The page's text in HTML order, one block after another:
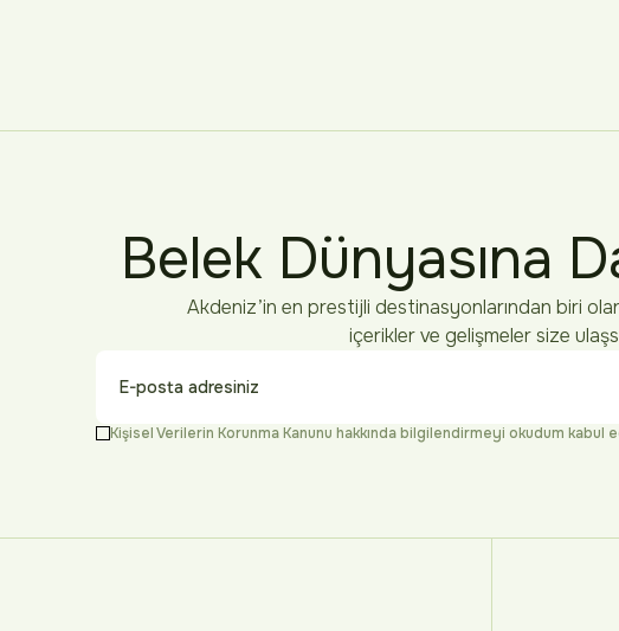
Belek Dünyasına
Akdeniz’in en prestijli destinasyonlarından biri
içerikler ve gelişmeler size
Kişisel Verilerin Korunma Kanunu hakkında bilgilendirmeyi okudum kabul